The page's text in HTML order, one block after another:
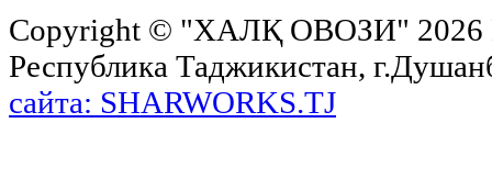
Copyright © "ХАЛҚ ОВОЗИ"
Республика Таджикистан,
сайта: SHARWORKS.TJ